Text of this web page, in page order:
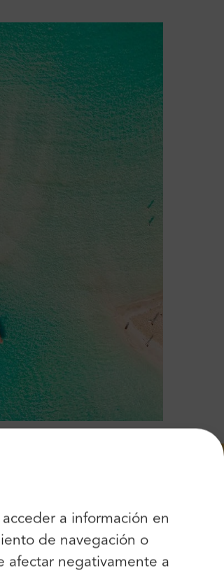
a información en
de navegación o
afectar negativamente a